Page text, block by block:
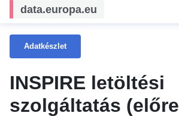
data.europa.eu
Adatkészlet
INSPIRE letöltési
szolgáltatás (előre